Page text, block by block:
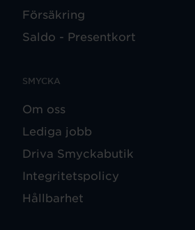
Försäkring
Saldo - Presentkort
SMYCKA
Om oss
Lediga jobb
Driva Smyckabutik
Integritetspolicy
Hållbarhet